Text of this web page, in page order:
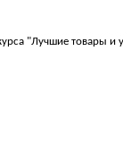
"Лучшие товары и